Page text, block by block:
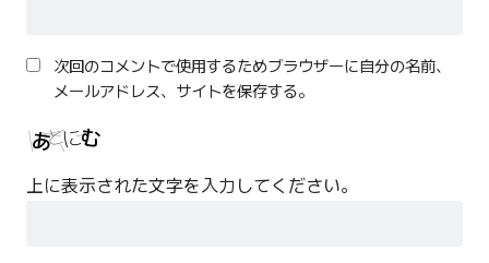
次回のコメントで使用するためブラウザーに自分の名前、
メールアドレス、サイトを保存する。
上に表示された文字を入力してください。